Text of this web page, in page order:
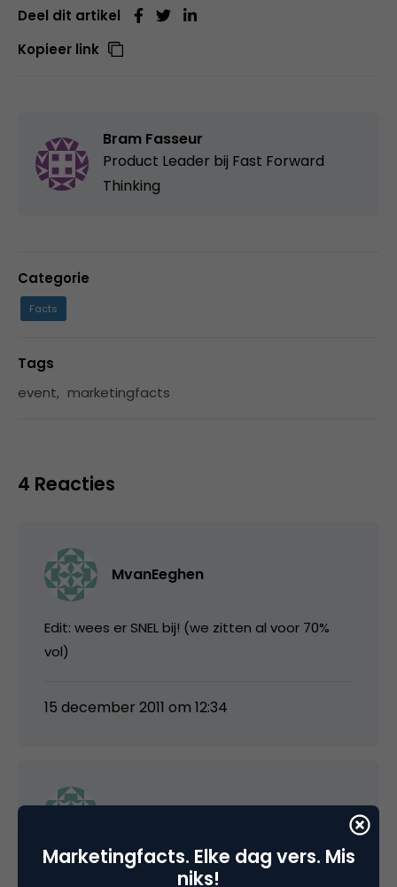
Deel dit artikel
Kopieer link
Bram Fasseur
Product Leader bij Fast Forward
Thinking
Categorie
Facts
Tags
event, marketingfacts
4 Reacties
MvanEeghen
Edit: wees er SNEL bij! (we zitten al voor 70%
vol)
15 december 2011 om 12:34
De link naar de website werkt niet? Is er een
Marketingfacts. Elke dag vers. Mis
niks!